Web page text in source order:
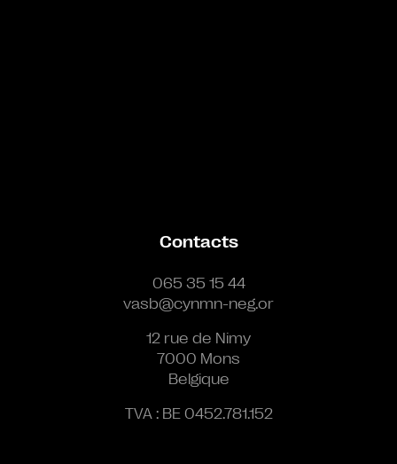
Contacts
065 35 15 44
vasb@cynmn-neg.or
12 rue de Nimy
7000 Mons
Belgique
TVA : BE 0452.781.152